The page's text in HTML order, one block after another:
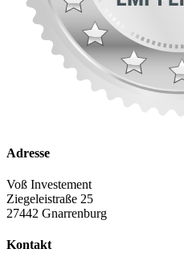
Adresse
Voß Investement
Ziegeleistraße 25
27442 Gnarrenburg
Kontakt